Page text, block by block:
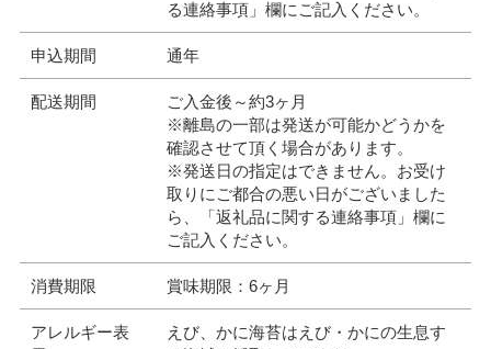
る連絡事項」欄にご記入ください。
申込期間 通年
配送期間
ご入金後～約3ヶ月
※離島の一部は発送が可能かどうかを
確認させて頂く場合があります。
※発送日の指定はできません。お受け
取りにご都合の悪い日がございました
ら、「返礼品に関する連絡事項」欄に
ご記入ください。
消費期限 賞味期限：6ヶ月
アレルギー表
えび、かに海苔はえび・かにの生息す